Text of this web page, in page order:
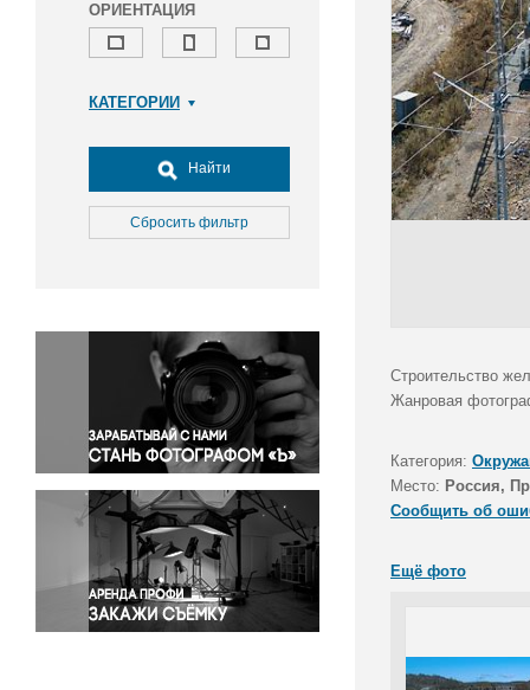
ОРИЕНТАЦИЯ
КАТЕГОРИИ
Досуг, туризм и отдых
Культура
Медицина
Окружающая среда
Политика
Правосудие
Происшествия и конфликты
Религия
Светская жизнь
Спорт
Экология
Экономика и бизнес
Найти
Сбросить фильтр
Строительство
Жанровая
Категория:
Место: Россия,
Сообщить об
Ещё фото